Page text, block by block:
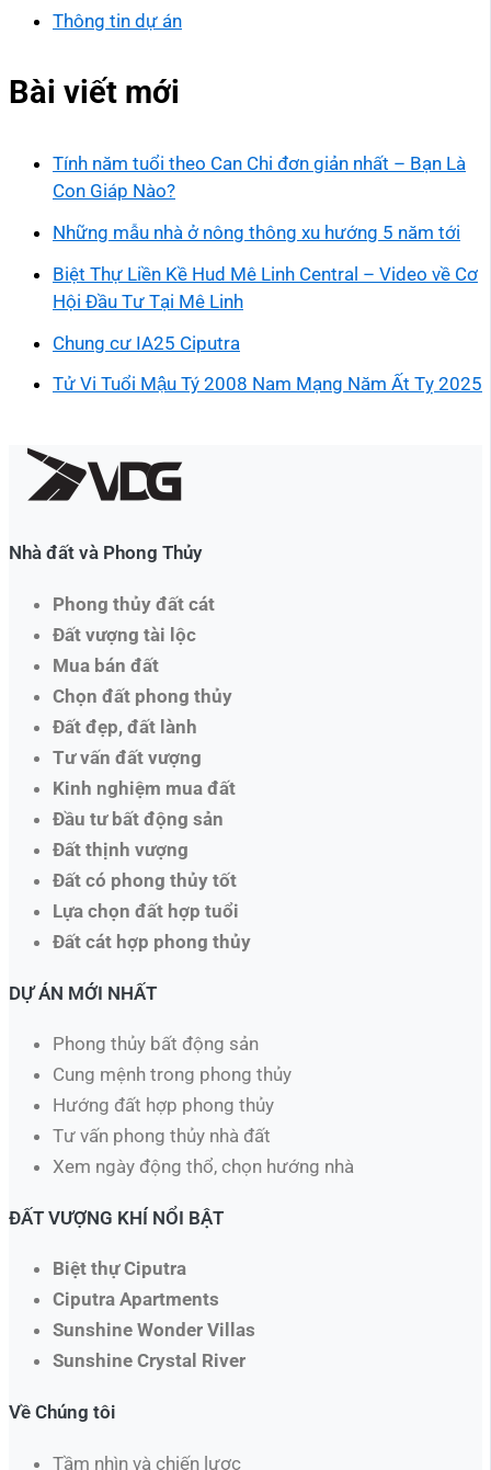
Thông tin dự án
Bài viết mới
Tính năm tuổi theo Can Chi đơn giản nhất – Bạn Là
Con Giáp Nào?
Những mẫu nhà ở nông thông xu hướng 5 năm tới
Biệt Thự Liền Kề Hud Mê Linh Central – Video về Cơ
Hội Đầu Tư Tại Mê Linh
Chung cư IA25 Ciputra
Tử Vi Tuổi Mậu Tý 2008 Nam Mạng Năm Ất Tỵ 2025
Nhà đất và Phong Thủy
Phong thủy đất cát
Đất vượng tài lộc
Mua bán đất
Chọn đất phong thủy
Đất đẹp, đất lành
Tư vấn đất vượng
Kinh nghiệm mua đất
Đầu tư bất động sản
Đất thịnh vượng
Đất có phong thủy tốt
Lựa chọn đất hợp tuổi
Đất cát hợp phong thủy
DỰ ÁN MỚI NHẤT
Phong thủy bất động sản
Cung mệnh trong phong thủy
Hướng đất hợp phong thủy
Tư vấn phong thủy nhà đất
Xem ngày động thổ, chọn hướng nhà​
ĐẤT VƯỢNG KHÍ NỔI BẬT
Biệt thự Ciputra
Ciputra Apartments
Sunshine Wonder Villas
Sunshine Crystal River
Về Chúng tôi
Tầm nhìn và chiến lược